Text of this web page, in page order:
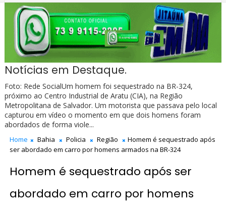
Notícias em Destaque.
Foto: Rede SocialUm homem foi sequestrado na BR-324,
próximo ao Centro Industrial de Aratu (CIA), na Região
Metropolitana de Salvador. Um motorista que passava pelo local
capturou em vídeo o momento em que dois homens foram
abordados de forma viole...
Home Bahia Policia Região
Homem é sequestrado após
ser abordado em carro por homens armados na BR-324
Homem é sequestrado após ser
abordado em carro por homens